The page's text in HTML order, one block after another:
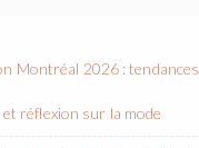
Montréal 2026 : tendances,
réflexion sur la mode